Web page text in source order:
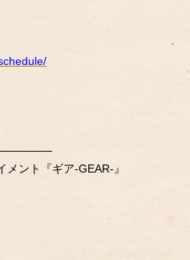
メント『ギア-GEAR- 』